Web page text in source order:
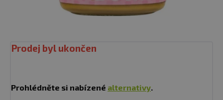
Prodej byl ukončen
Prohlédněte si nabízené alternativy.